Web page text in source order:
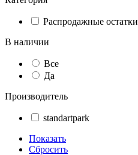
Распродажные остатки
В наличии
Все
Да
Производитель
standartpark
Показать
Сбросить